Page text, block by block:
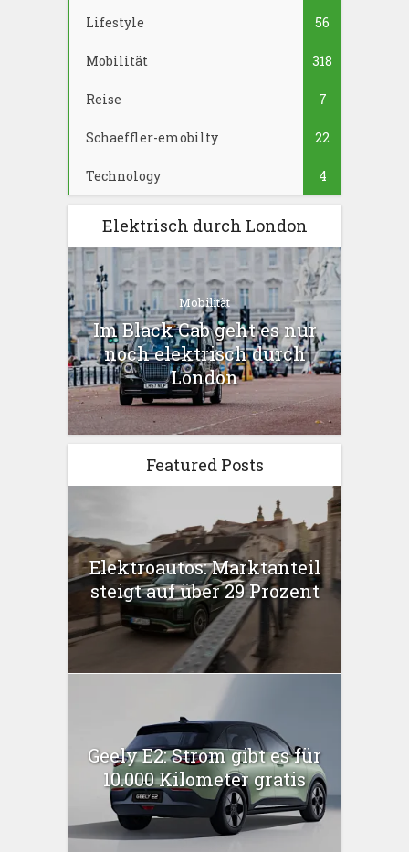
Lifestyle 56
Mobilität 318
Reise 7
Schaeffler-emobilty 22
Technology 4
Elektrisch durch London
Mobilität
Im Black Cab geht es nur
noch elektrisch durch
London
Featured Posts
Elektroautos: Marktanteil
steigt auf über 29 Prozent
Geely E2: Strom gibt es für
10.000 Kilometer gratis